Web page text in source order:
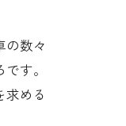
数々
す。
める